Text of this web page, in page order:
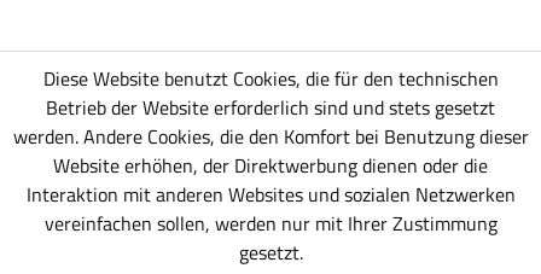
Diese Website benutzt Cookies, die für den technischen
Betrieb der Website erforderlich sind und stets gesetzt
werden. Andere Cookies, die den Komfort bei Benutzung dieser
Website erhöhen, der Direktwerbung dienen oder die
Interaktion mit anderen Websites und sozialen Netzwerken
vereinfachen sollen, werden nur mit Ihrer Zustimmung
gesetzt.